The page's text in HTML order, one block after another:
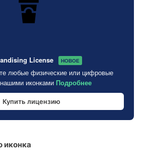
License НОВОЕ
любые физические или цифровые
иконками Подробнее
Купить лицензию
иконка